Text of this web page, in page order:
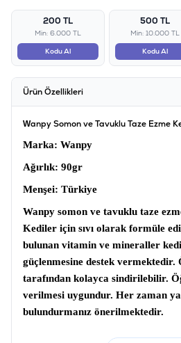
200 TL
Min: 6.000 TL
Kodu Al
500 TL
Min: 10.000 TL
Kodu Al
Ürün Özellikleri
Wanpy Somon ve Tavuklu Taze Ezme
Marka: Wanpy
Ağırlık: 90gr
Menşei: Türkiye
Wanpy somon ve tavuklu taze
Kediler için sıvı olarak formüle
bulunan vitamin ve mineraller
güçlenmesine destek vermektedir.
tarafından kolayca sindirilebilir.
verilmesi uygundur. Her zaman
bulundurmanız önerilmektedir.